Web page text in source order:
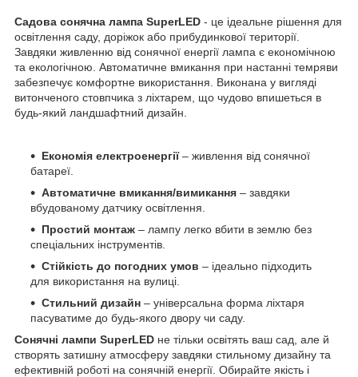
Садова сонячна лампа SuperLED - це ідеальне рішення для
освітлення саду, доріжок або прибудинкової території.
Завдяки живленню від сонячної енергії лампа є економічною
та екологічною. Автоматичне вмикання при настанні темряви
забезпечує комфортне використання. Виконана у вигляді
витонченого стовпчика з ліхтарем, що чудово впишеться в
будь-який ландшафтний дизайн.
Економія електроенергії– живлення від сонячної
батареї.
Автоматичне вмикання/вимикання – завдяки
вбудованому датчику освітлення.
Простий монтаж – лампу легко вбити в землю без
спеціальних інструментів.
Стійкість до погодних умов – ідеально підходить
для використання на вулиці.
Стильний дизайн – універсальна форма ліхтаря
пасуватиме до будь-якого двору чи саду.
Сонячні лампи SuperLED не тільки освітять ваш сад, але й
створять затишну атмосферу завдяки стильному дизайну та
ефективній роботі на сонячній енергії. Обирайте якість і